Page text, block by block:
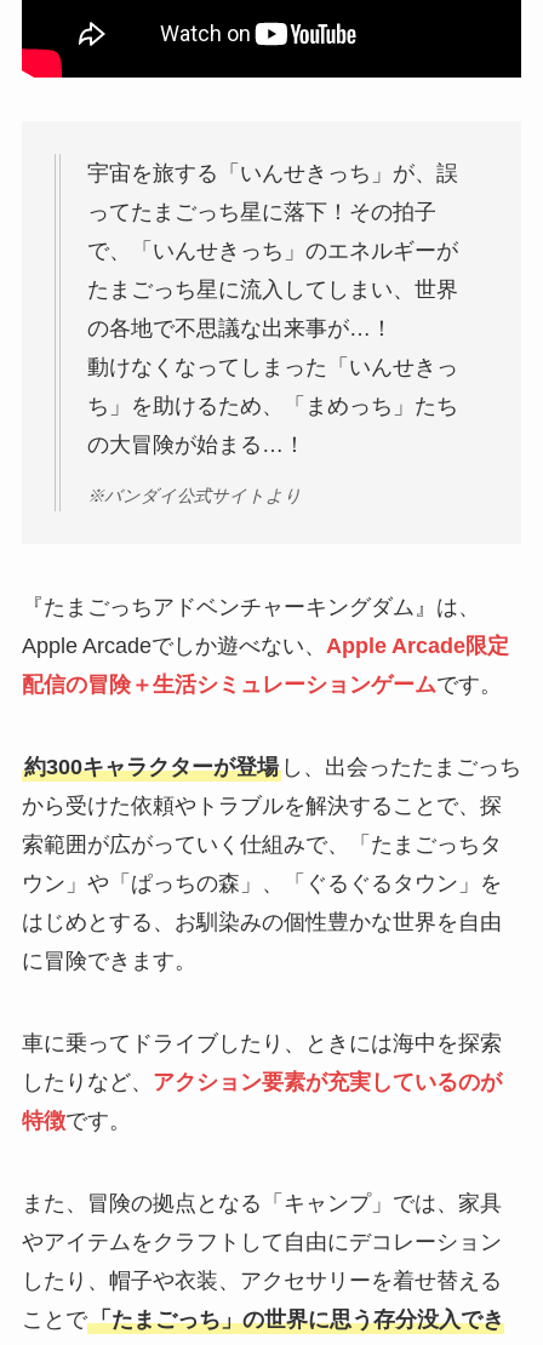
宇宙を旅する「いんせきっち」が、誤
ってたまごっち星に落下！その拍子
で、「いんせきっち」のエネルギーが
たまごっち星に流入してしまい、世界
の各地で不思議な出来事が…！
動けなくなってしまった「いんせきっ
ち」を助けるため、「まめっち」たち
の大冒険が始まる…！
※バンダイ公式サイトより
『たまごっちアドベンチャーキングダム』は、
Apple Arcadeでしか遊べない、 Apple Arcade限定
配信の冒険＋生活シミュレーションゲームです。
約300キャラクターが登場し、出会ったたまごっち
から受けた依頼やトラブルを解決することで、探
索範囲が広がっていく仕組みで、「たまごっちタ
ウン」や「ぱっちの森」、「ぐるぐるタウン」を
はじめとする、お馴染みの個性豊かな世界を自由
に冒険できます。
車に乗ってドライブしたり、ときには海中を探索
したりなど、 アクション要素が充実しているのが
特徴です。
また、冒険の拠点となる「キャンプ」では、家具
やアイテムをクラフトして自由にデコレーション
したり、帽子や衣装、アクセサリーを着せ替える
ことで「たまごっち」の世界に思う存分没入でき